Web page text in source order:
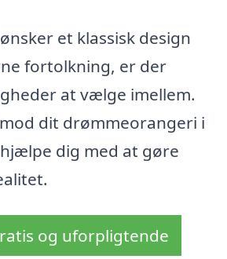
et klassisk design
fortolkning, er der
at vælge imellem.
dit drømmeorangeri i
dig med at gøre
og uforpligtende